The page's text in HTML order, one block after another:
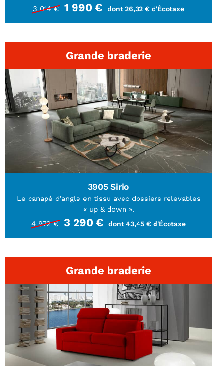
Canapés modulables
Canapés relax
Canapés 2 places
Canapés 3 places
Canapés 4 places
Canapés panoramiques
Fauteuils
Poufs
CANAPÉS
Tous les produits
Voir tous les produits et collections
3 014 €
1 990 € dont 26,32 € d'Écotaxe
Grande braderie
3905 Sirio
Le canapé d’angle en tissu avec dossiers relevables
« up & down ».
4 972 €
3 290 € dont 43,45 € d'Écotaxe
Grande braderie